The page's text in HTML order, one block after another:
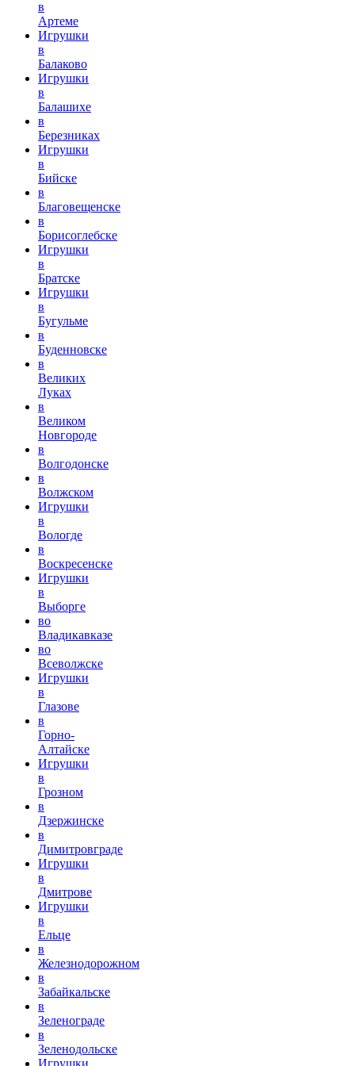
в
Артеме
Игрушки
в
Балаково
Игрушки
в
Балашихе
в
Березниках
Игрушки
в
Бийске
в
Благовещенске
в
Борисоглебске
Игрушки
в
Братске
Игрушки
в
Бугульме
в
Буденновске
в
Великих
Луках
в
Великом
Новгороде
в
Волгодонске
в
Волжском
Игрушки
в
Вологде
в
Воскресенске
Игрушки
в
Выборге
во
Владикавказе
во
Всеволжске
Игрушки
в
Глазове
в
Горно-
Алтайске
Игрушки
в
Грозном
в
Дзержинске
в
Димитровграде
Игрушки
в
Дмитрове
Игрушки
в
Ельце
в
Железнодорожном
в
Забайкальске
в
Зеленограде
в
Зеленодольске
Игрушки